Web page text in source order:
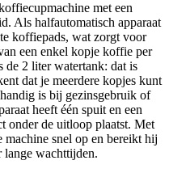
met een
Als halfautomatisch apparaat
koffiepads, wat zorgt voor
een enkel kopje koffie per
de 2 liter watertank: dat is
dat je meerdere kopjes kunt
is bij gezinsgebruik of
heeft één spuit en een
onder de uitloop plaatst. Met
snel op en bereikt hij
lange wachttijden.